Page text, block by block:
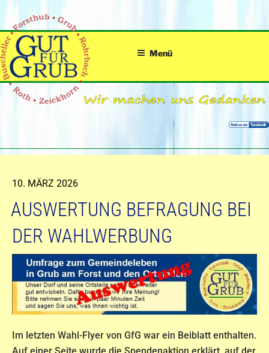
Inhalt
springen
Menü
VERÖFFENTLICHT
10. MÄRZ 2026
AUSWERTUNG BEFRAGUNG BEI
DER WAHLWERBUNG
Im letzten Wahl-Flyer von GfG war ein Beiblatt enthalten.